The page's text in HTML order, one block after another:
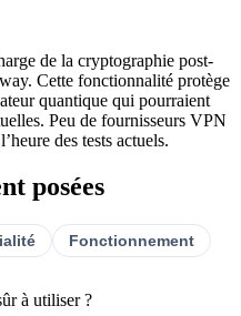
de la cryptographie post-
Cette fonctionnalité protège
quantique qui pourraient
Peu de fournisseurs VPN
des tests actuels.
posées
Fonctionnement
à utiliser ?